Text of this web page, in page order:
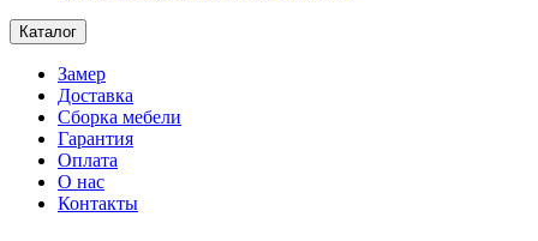
Каталог
Замер
Доставка
Сборка мебели
Гарантия
Оплата
О нас
Контакты